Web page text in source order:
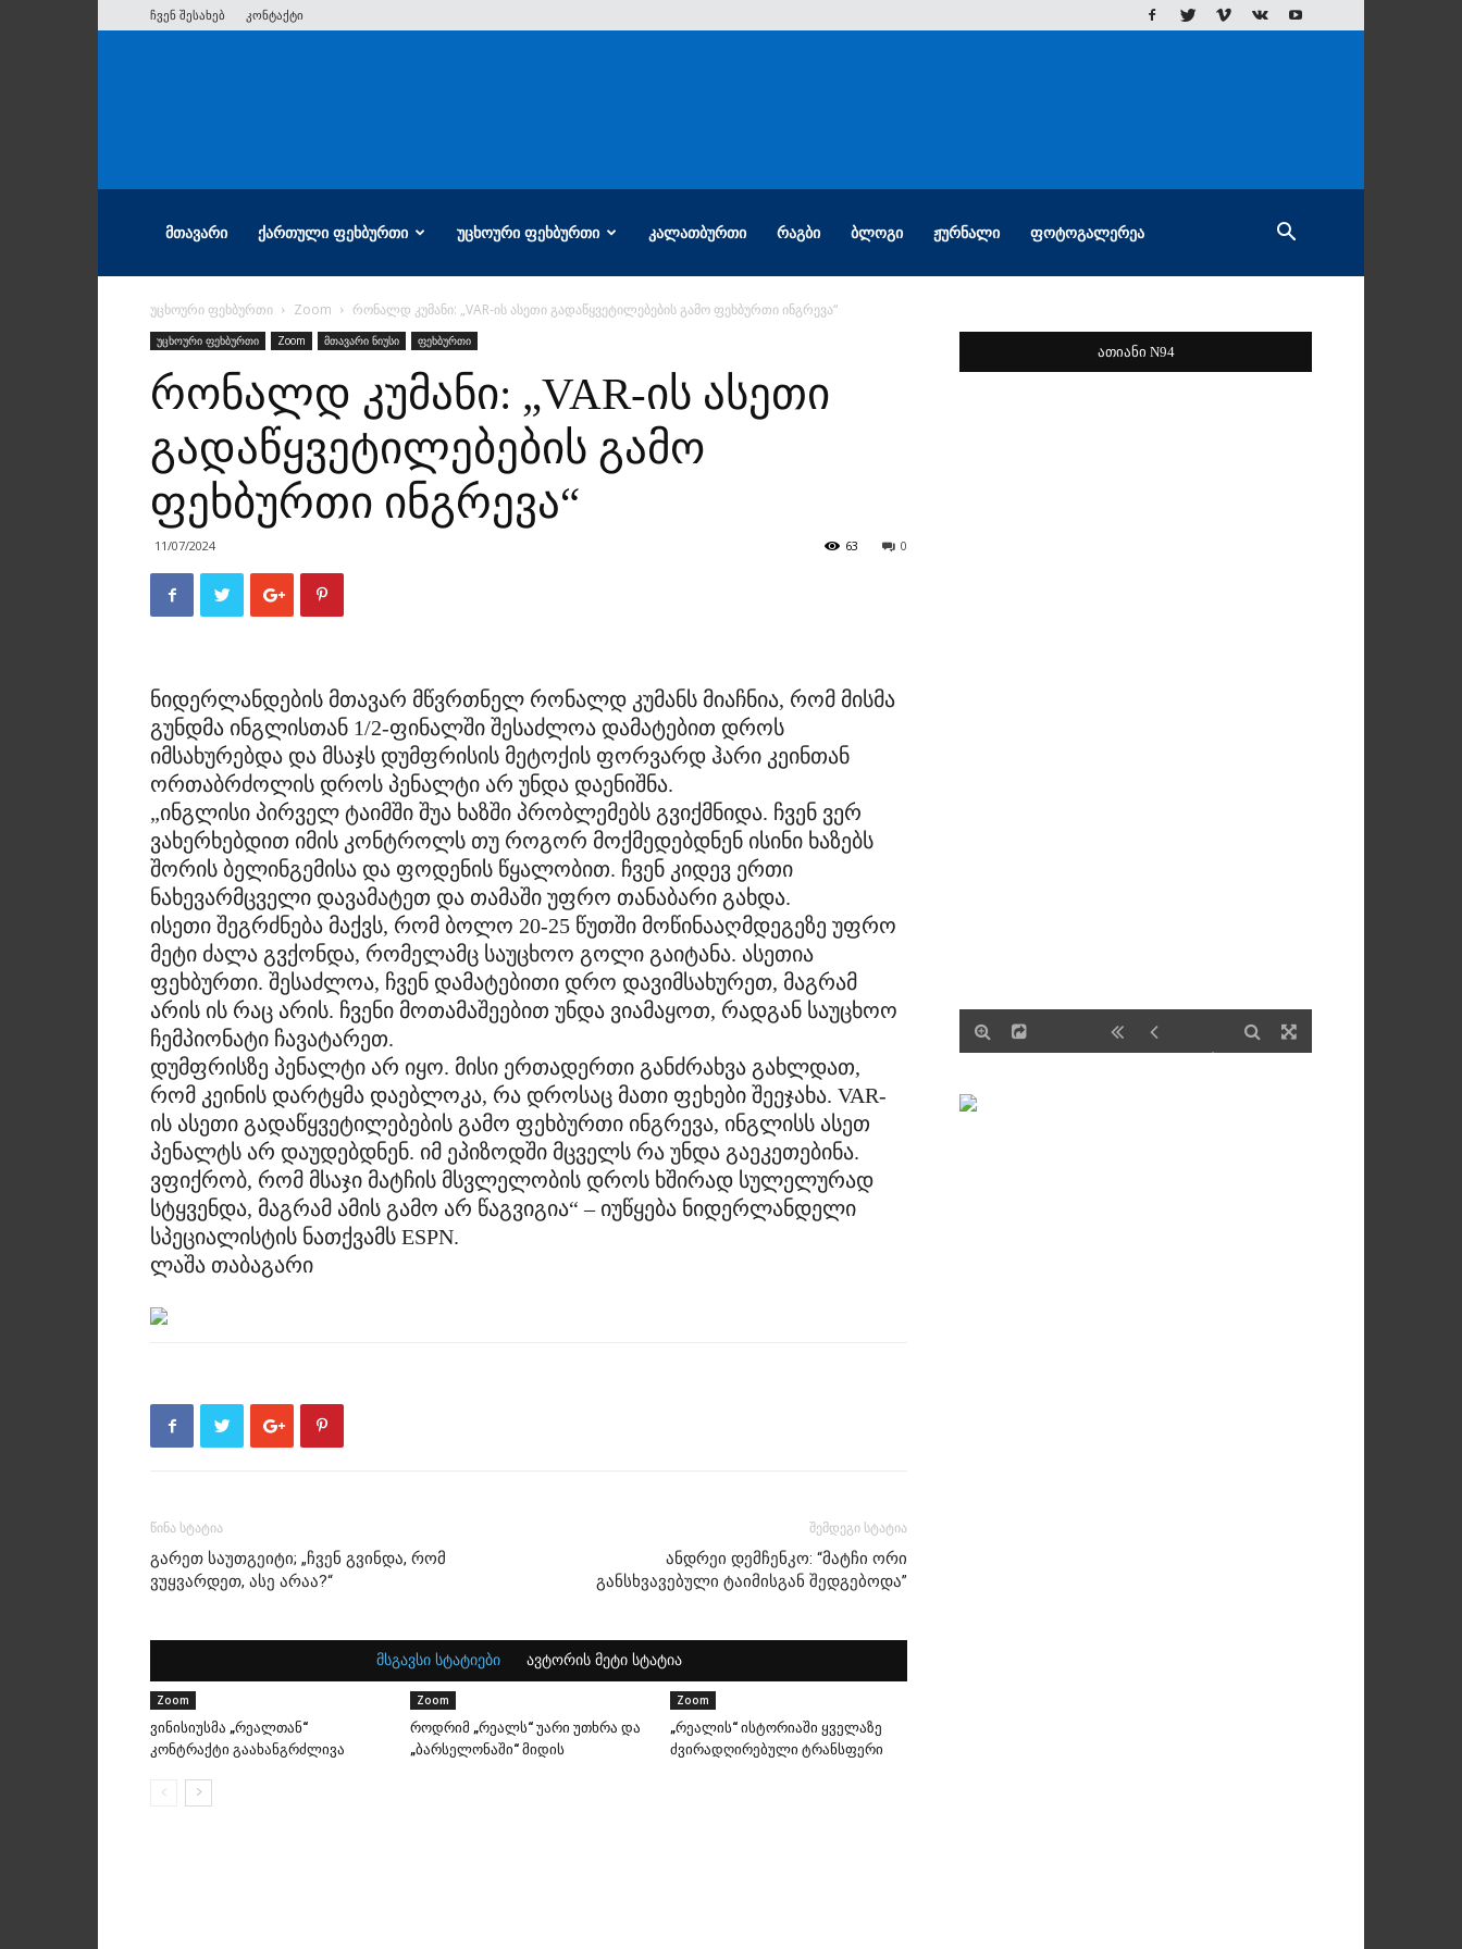
ჩვენ შესახებ კონტაქტი
ᲛᲗᲐᲕᲐᲠᲘ ᲥᲐᲠᲗᲣᲚᲘ ᲤᲔᲮᲑᲣᲠᲗᲘ ᲣᲪᲮᲝᲣᲠᲘ ᲤᲔᲮᲑᲣᲠᲗᲘ ᲙᲐᲚᲐᲗᲑᲣᲠᲗᲘ ᲠᲐᲒᲑᲘ ᲑᲚᲝᲒᲘ ᲟᲣᲠᲜᲐᲚᲘ ᲤᲝᲢᲝᲒᲐᲚᲔᲠᲔᲐ
უცხოური ფეხბურთი Zoom რონალდ კუმანი: „VAR-ის ასეთი გადაწყვეტილებების გამო ფეხბურთი ინგრევა“
უცხოური ფეხბურთი Zoom მთავარი ნიუსი ფეხბურთი
რონალდ კუმანი: „VAR-ის ასეთი
გადაწყვეტილებების გამო
ფეხბურთი ინგრევა“
11/07/2024 0
63
ნიდერლანდების მთავარ მწვრთნელ რონალდ კუმანს მიაჩნია, რომ მისმა
გუნდმა ინგლისთან 1/2-ფინალში შესაძლოა დამატებით დროს
იმსახურებდა და მსაჯს დუმფრისის მეტოქის ფორვარდ ჰარი კეინთან
ორთაბრძოლის დროს პენალტი არ უნდა დაენიშნა.
„ინგლისი პირველ ტაიმში შუა ხაზში პრობლემებს გვიქმნიდა. ჩვენ ვერ
ვახერხებდით იმის კონტროლს თუ როგორ მოქმედებდნენ ისინი ხაზებს
შორის ბელინგემისა და ფოდენის წყალობით. ჩვენ კიდევ ერთი
ნახევარმცველი დავამატეთ და თამაში უფრო თანაბარი გახდა.
ისეთი შეგრძნება მაქვს, რომ ბოლო 20-25 წუთში მოწინააღმდეგეზე უფრო
მეტი ძალა გვქონდა, რომელამც საუცხოო გოლი გაიტანა. ასეთია
ფეხბურთი. შესაძლოა, ჩვენ დამატებითი დრო დავიმსახურეთ, მაგრამ
არის ის რაც არის. ჩვენი მოთამაშეებით უნდა ვიამაყოთ, რადგან საუცხოო
ჩემპიონატი ჩავატარეთ.
დუმფრისზე პენალტი არ იყო. მისი ერთადერთი განძრახვა გახლდათ,
რომ კეინის დარტყმა დაებლოკა, რა დროსაც მათი ფეხები შეეჯახა. VAR-
ის ასეთი გადაწყვეტილებების გამო ფეხბურთი ინგრევა, ინგლისს ასეთ
პენალტს არ დაუდებდნენ. იმ ეპიზოდში მცველს რა უნდა გაეკეთებინა.
ვფიქრობ, რომ მსაჯი მატჩის მსვლელობის დროს ხშირად სულელურად
სტყვენდა, მაგრამ ამის გამო არ წაგვიგია“ – იუწყება ნიდერლანდელი
სპეციალისტის ნათქვამს ESPN.
ლაშა თაბაგარი
წინა სტატია
გარეთ საუთგეიტი; „ჩვენ გვინდა, რომ
ვუყვარდეთ, ასე არაა?“
შემდეგი სტატია
ანდრეი დემჩენკო: “მატჩი ორი
განსხვავებული ტაიმისგან შედგებოდა”
მსგავსი სტატიები ავტორის მეტი სტატია
Zoom
ვინისიუსმა „რეალთან“
კონტრაქტი გაახანგრძლივა
Zoom
როდრიმ „რეალს“ უარი უთხრა და
„ბარსელონაში“ მიდის
Zoom
„რეალის“ ისტორიაში ყველაზე
ძვირადღირებული ტრანსფერი
ათიანი N94